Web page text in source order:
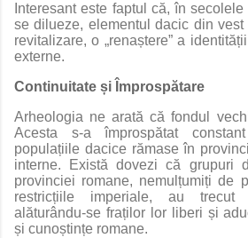
Interesant este faptul că, în
se dilueze, elementul dacic din
revitalizare, o „renaștere” a
externe.
Continuitate și Împrospătare
Arheologia ne arată că fondul
Acesta s-a împrospătat
populațiile dacice rămase în
interne. Există dovezi că grupuri
provinciei romane, nemulțumiți de
restricțiile imperiale, au
alăturându-se fraților lor liberi și
și cunoștințe romane.